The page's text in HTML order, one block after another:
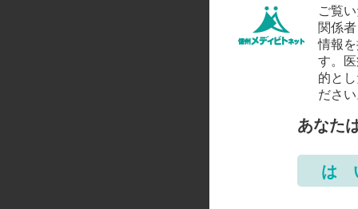
ご覧
関係
情報
す。
的と
ださ
あなた
は